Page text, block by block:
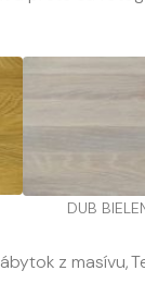
DUB
z masívu,